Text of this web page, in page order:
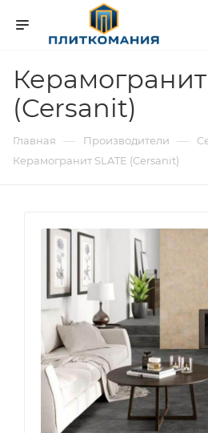
Керамогранит
(Cersanit)
Главная — Производители —
Керамогранит SLATE (Cersanit)